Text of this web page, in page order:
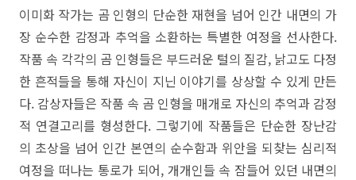
이미화 작가는 곰 인형의 단순한 재현을 넘어 인간 내면의 가
장 순수한 감정과 추억을 소환하는 특별한 여정을 선사한다.
작품 속 각각의 곰 인형들은 부드러운 털의 질감, 낡고도 다정
한 흔적들을 통해 자신이 지닌 이야기를 상상할 수 있게 만든
다. 감상자들은 작품 속 곰 인형을 매개로 자신의 추억과 감정
적 연결고리를 형성한다. 그렇기에 작품들은 단순한 장난감
의 초상을 넘어 인간 본연의 순수함과 위안을 되찾는 심리적
여정을 떠나는 통로가 되어, 개개인들 속 잠들어 있던 내면의